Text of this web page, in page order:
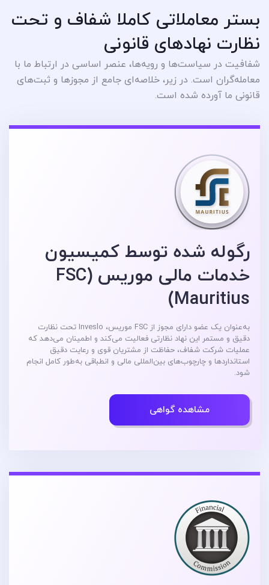
بستر معاملاتی کاملا شفاف و تحت
نظارت نهادهای قانونی
شفافیت در سیاست‌ها و رویه‌ها، عنصر اساسی در ارتباط ما با
معامله‌گران است. در زیر، خلاصه‌ای جامع از مجوزها و ثبت‌های
قانونی ما آورده شده است.
رگوله شده توسط کمیسیون
خدمات مالی موریس (FSC
Mauritius)
به‌عنوان یک عضو دارای مجوز از FSC موریس، Inveslo تحت نظارت
دقیق و مستمر این نهاد نظارتی فعالیت می‌کند و اطمینان می‌دهد که
عملیات شرکت شفاف، حفاظت از مشتریان قوی و رعایت دقیق
استانداردها و چارچوب‌های بین‌المللی مالی و انطباقی به‌طور کامل انجام
شود.
مشاهده گواهی